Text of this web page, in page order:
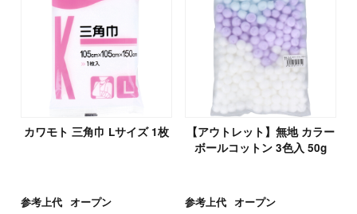
カワモト 三角巾 Lサイズ 1枚
参考上代 オープン
【アウトレット】無地 カラー
ボールコットン 3色入 50g
参考上代 オープン